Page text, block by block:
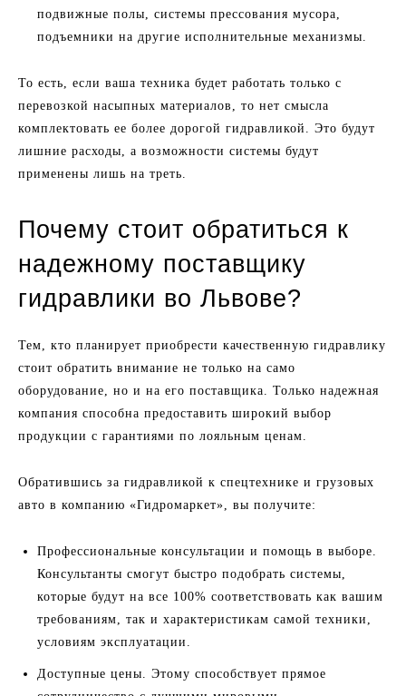
подвижные полы, системы прессования мусора,
подъемники на другие исполнительные механизмы.
То есть, если ваша техника будет работать только с
перевозкой насыпных материалов, то нет смысла
комплектовать ее более дорогой гидравликой. Это будут
лишние расходы, а возможности системы будут
применены лишь на треть.
Почему стоит обратиться к
надежному поставщику
гидравлики во Львове?
Тем, кто планирует приобрести качественную гидравлику
стоит обратить внимание не только на само
оборудование, но и на его поставщика. Только надежная
компания способна предоставить широкий выбор
продукции с гарантиями по лояльным ценам.
Обратившись за гидравликой к спецтехнике и грузовых
авто в компанию «Гидромаркет», вы получите:
Профессиональные консультации и помощь в выборе.
Консультанты смогут быстро подобрать системы,
которые будут на все 100% соответствовать как вашим
требованиям, так и характеристикам самой техники,
условиям эксплуатации.
Доступные цены. Этому способствует прямое